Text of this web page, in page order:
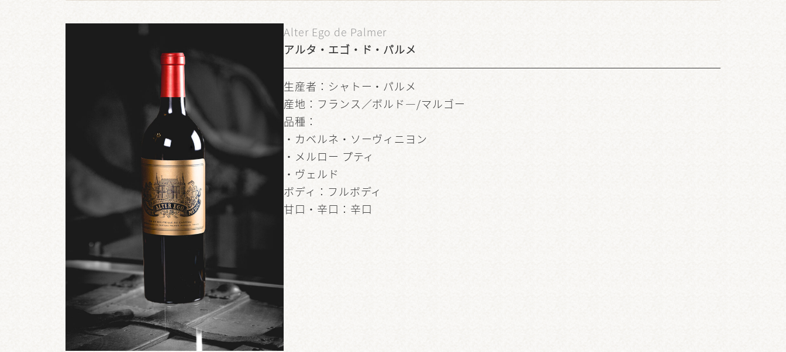
Alter Ego de Palmer
アルタ・エゴ・ド・パルメ
生産者：シャトー・パルメ
産地：フランス／ボルド―/マルゴー
品種：
・カベルネ・ソーヴィニヨン
・メルロー プティ
・ヴェルド
ボディ：フルボディ
甘口・辛口：辛口